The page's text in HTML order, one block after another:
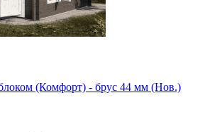
(Комфорт) - брус 44 мм (Нов.)